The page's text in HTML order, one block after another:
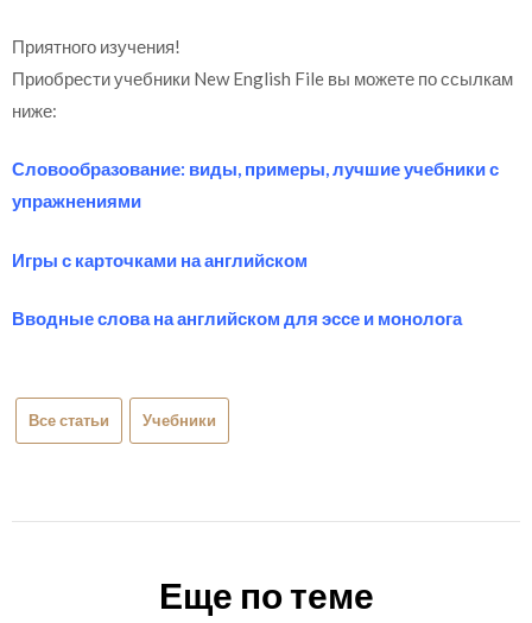
Приятного изучения!
Приобрести учебники New English File вы можете по ссылкам
ниже:
Словообразование: виды, примеры, лучшие учебники с
упражнениями
Игры с карточками на английском
Вводные слова на английском для эссе и монолога
Все статьи Учебники
Еще по теме